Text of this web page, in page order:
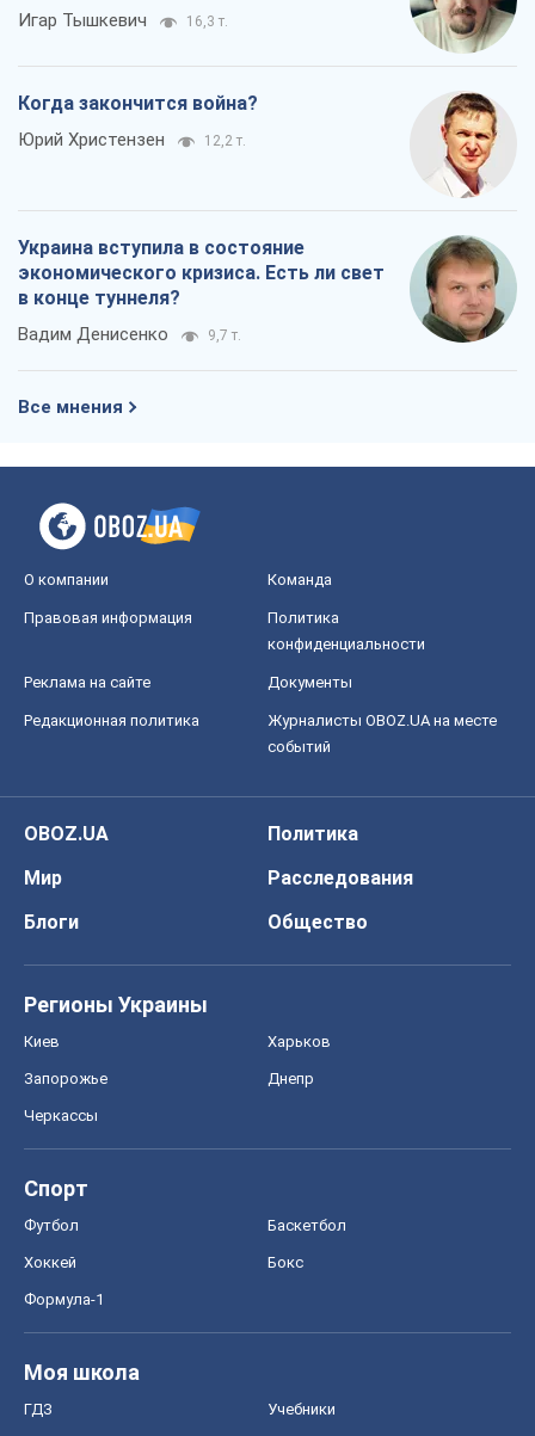
Игар Тышкевич 16,3 т.
Когда закончится война?
Юрий Христензен 12,2 т.
Украина вступила в состояние
экономического кризиса. Есть ли свет
в конце туннеля?
Вадим Денисенко 9,7 т.
Все мнения
О компании Команда
Правовая информация
Политика
конфиденциальности
Реклама на сайте Документы
Редакционная политика
Журналисты OBOZ.UA на месте
событий
OBOZ.UA
Политика
Мир
Расследования
Блоги
Общество
Регионы Украины
Киев Харьков
Запорожье Днепр
Черкассы
Спорт
Футбол Баскетбол
Хоккей Бокс
Формула-1
Моя школа
ГДЗ Учебники